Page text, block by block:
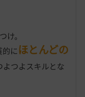
け。
にほとんどの
よつよスキルとな